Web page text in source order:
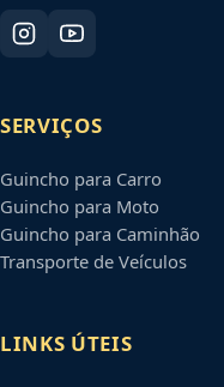
SERVIÇOS
Guincho para Carro
Guincho para Moto
Guincho para Caminhão
Transporte de Veículos
LINKS ÚTEIS